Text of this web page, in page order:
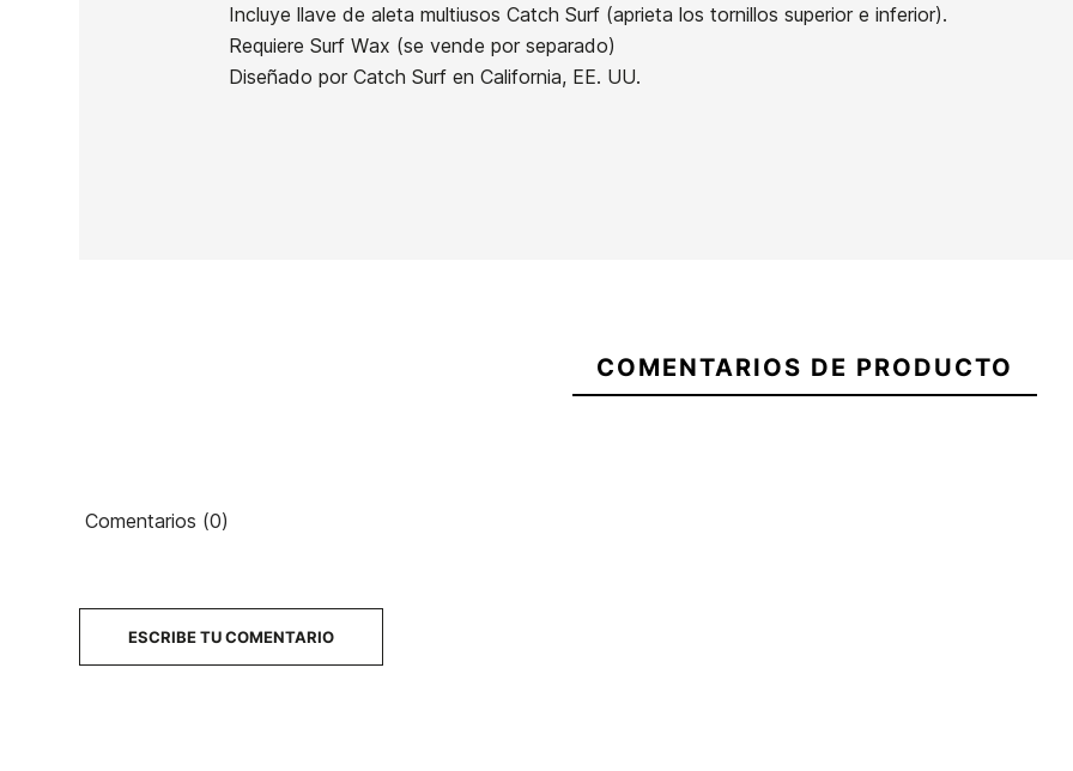
Incluye llave de aleta multiusos Catch Surf (aprieta los tornillos superior e inferior).
Requiere Surf Wax (se vende por separado)
Diseñado por Catch Surf en California, EE. UU.
PRECIO
COMENTARIOS DE PRODUCTO
Comentarios (0)
ESCRIBE TU COMENTARIO